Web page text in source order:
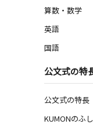
算数・数学
英語
国語
公文式の特
公文式の特長
KUMONのふ